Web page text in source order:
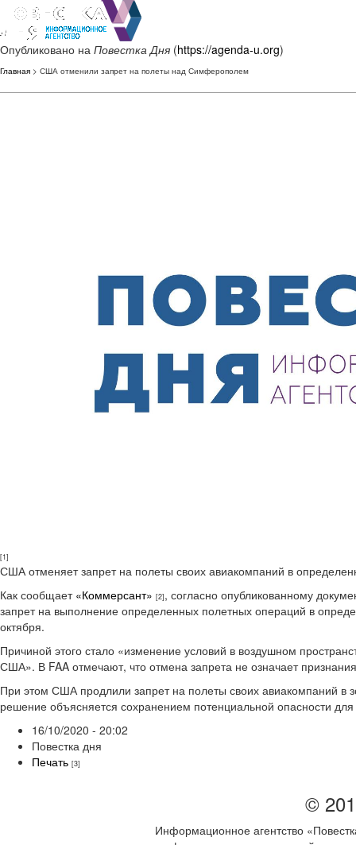
Опубликовано на Повестка Дня (https://agenda-u.org)
Главная > США отменили запрет на полеты над Симферополем
[1]
США отменяет запрет на полеты своих авиакомпаний в
Как сообщает «Коммерсант» [2], согласно опубликованному
запрет на выполнение определенных полетных операций в
октября.
Причиной этого стало «изменение условий в воздушном
США». В FAA отмечают, что отмена запрета не означает
При этом США продлили запрет на полеты своих авиакомпаний в
решение объясняется сохранением потенциальной опасности
16/10/2020 - 20:02
Повестка дня
Печать [3]
©
Информационное агентство